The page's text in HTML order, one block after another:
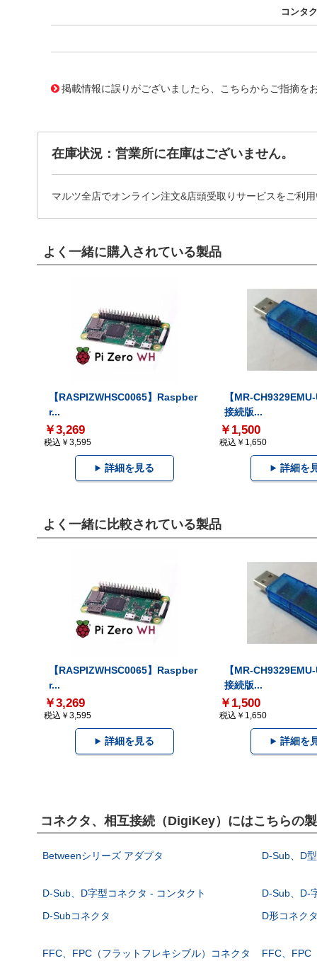
コンタ
掲載情報に誤りがございましたら、こちらからご指摘を
在庫状況：営業所に在庫はございません。
マルツ全店でオンライン注文&店頭受取りサービスをご利用
よく一緒に購入されている製品
【RASPIZWHSC0065】Raspber
r...
￥3,269
税込￥3,595
詳細を見る
【MR-
接続版...
￥1,500
税込￥1,650
詳細を
よく一緒に比較されている製品
【RASPIZWHSC0065】Raspber
r...
￥3,269
税込￥3,595
詳細を見る
【MR-
接続版...
￥1,500
税込￥1,650
詳細を
コネクタ、相互接続（DigiKey）にはこちらの製
Betweenシリーズ アダプタ D-Sub、D
D-Sub、D字型コネクタ - コンタクト D-Sub、D-
D-Subコネクタ
D形コネク
FFC、FPC（フラットフレキシブル）コネクタ
FFC、FPC